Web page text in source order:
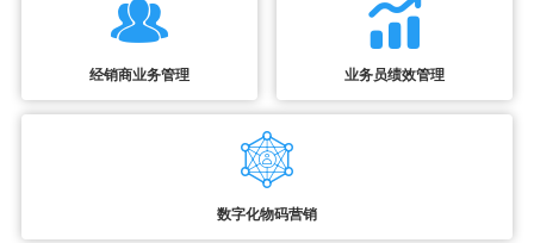
经销商业务管理 业务员绩效管理
数字化物码营销